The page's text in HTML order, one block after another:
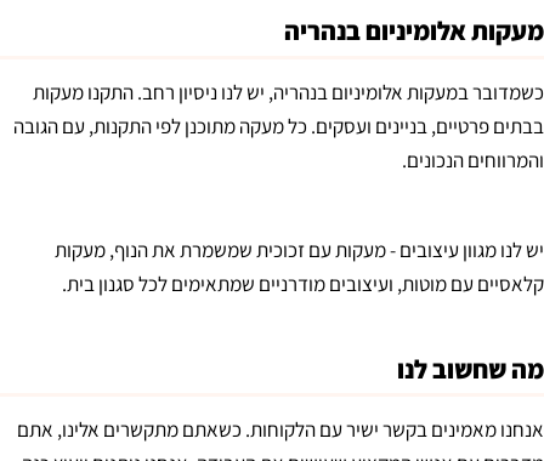
מעקות אלומיניום בנהריה
כשמדובר במעקות אלומיניום בנהריה, יש לנו ניסיון רחב. התקנו מעקות
בבתים פרטיים, בניינים ועסקים. כל מעקה מתוכנן לפי התקנות, עם הגובה
והמרווחים הנכונים.
יש לנו מגוון עיצובים - מעקות עם זכוכית שמשמרת את הנוף, מעקות
קלאסיים עם מוטות, ועיצובים מודרניים שמתאימים לכל סגנון בית.
מה שחשוב לנו
אנחנו מאמינים בקשר ישיר עם הלקוחות. כשאתם מתקשרים אלינו, אתם